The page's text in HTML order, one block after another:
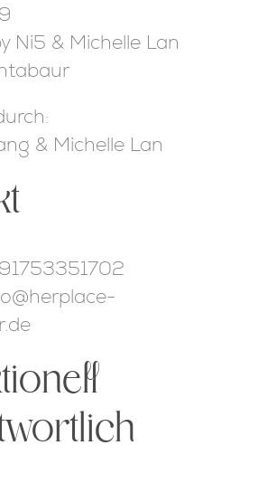
Ni5 & Michelle Lan
& Michelle Lan